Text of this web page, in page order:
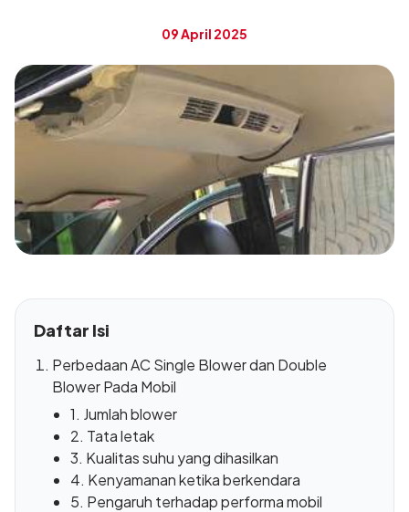
09 April 2025
Daftar Isi
Perbedaan AC Single Blower dan Double
Blower Pada Mobil
1. Jumlah blower
2. Tata letak
3. Kualitas suhu yang dihasilkan
4. Kenyamanan ketika berkendara
5. Pengaruh terhadap performa mobil